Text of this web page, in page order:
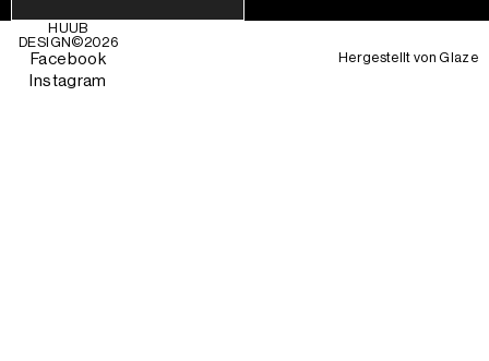
HUUB
DESIGN©2026
Facebook
Instagram
Hergestellt vonGlaze